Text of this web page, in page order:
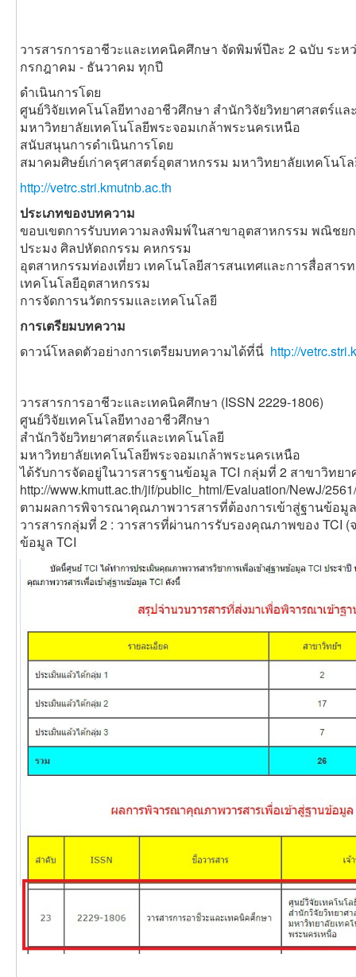
วารสารการอาชีวะและเทคนิคศึกษา จัดพิมพ์ปีละ 2 ฉบับ ระห
กรกฎาคม - ธันวาคม ทุกปี
ดำเนินการโดย
ศูนย์วิจัยเทคโนโลยีทางอาชีวศึกษา สำนักวิจัยวิทยาศาสตร์แล
มหาวิทยาลัยเทคโนโลยีพระจอมเกล้าพระนครเหนือ
สนับสนุนการดำเนินการโดย
สมาคมศิษย์เก่าครุศาสตร์อุตสาหกรรม มหาวิทยาลัยเทคโนโ
http://vetrc.stri.kmutnb.ac.th
ประเภทของบทความ
ขอบเขตการรับบทความลงพิมพ์ในสาขาอุตสาหกรรม พณิชย
ประมง ศิลปหัตถกรรม คหกรรม
อุตสาหกรรมท่องเที่ยว เทคโนโลยีสารสนเทศและการสื่อสา
เทคโนโลยีอุตสาหกรรม
การจัดการนวัตกรรมและเทคโนโลยี
การเตรียมบทความ
ดาวน์โหลดตัวอย่างการเตรียมบทความได้ที่นี่ http://
วารสารการอาชีวะและเทคนิคศึกษา (ISSN 2229-1806)
ศูนย์วิจัยเทคโนโลยีทางอาชีวศึกษา
สำนักวิจัยวิทยาศาสตร์และเทคโนโลยี
มหาวิทยาลัยเทคโนโลยีพระจอมเกล้าพระนครเหนือ
ได้รับการจัดอยู่ในวารสารฐานข้อมูล TCI กลุ่มที่ 2 สาขาวิทย
http://www.kmutt.ac.th/jif/public_html/Evaluation/NewJ/
ตามผลการพิจารณาคุณภาพวารสารที่ต้องการเข้าสู่ฐานข้อมูล
วารสารกลุ่มที่ 2 : วารสารที่ผ่านการรับรองคุณภาพของ TCI
ข้อมูล TCI